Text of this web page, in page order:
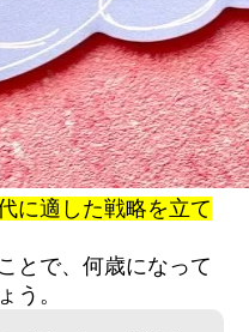
に適した戦略を立て
とで、何歳になって
う。